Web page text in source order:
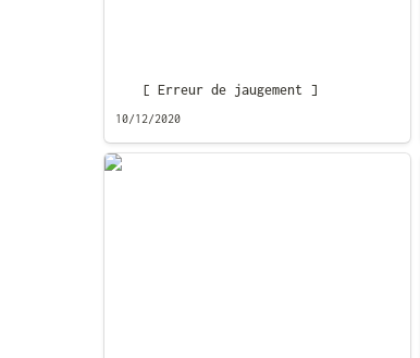
[ Erreur de jaugement ]
10/12/2020
[Le mot de la fin]